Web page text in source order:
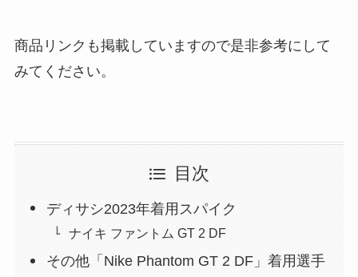
商品リンクも掲載していますので是非参考にして
みてください。
目次
ディサシ2023年着用スパイク
ナイキ ファントム GT 2 DF
その他「Nike Phantom GT 2 DF」着用選手